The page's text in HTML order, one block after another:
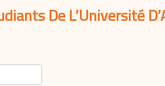
De L’Université